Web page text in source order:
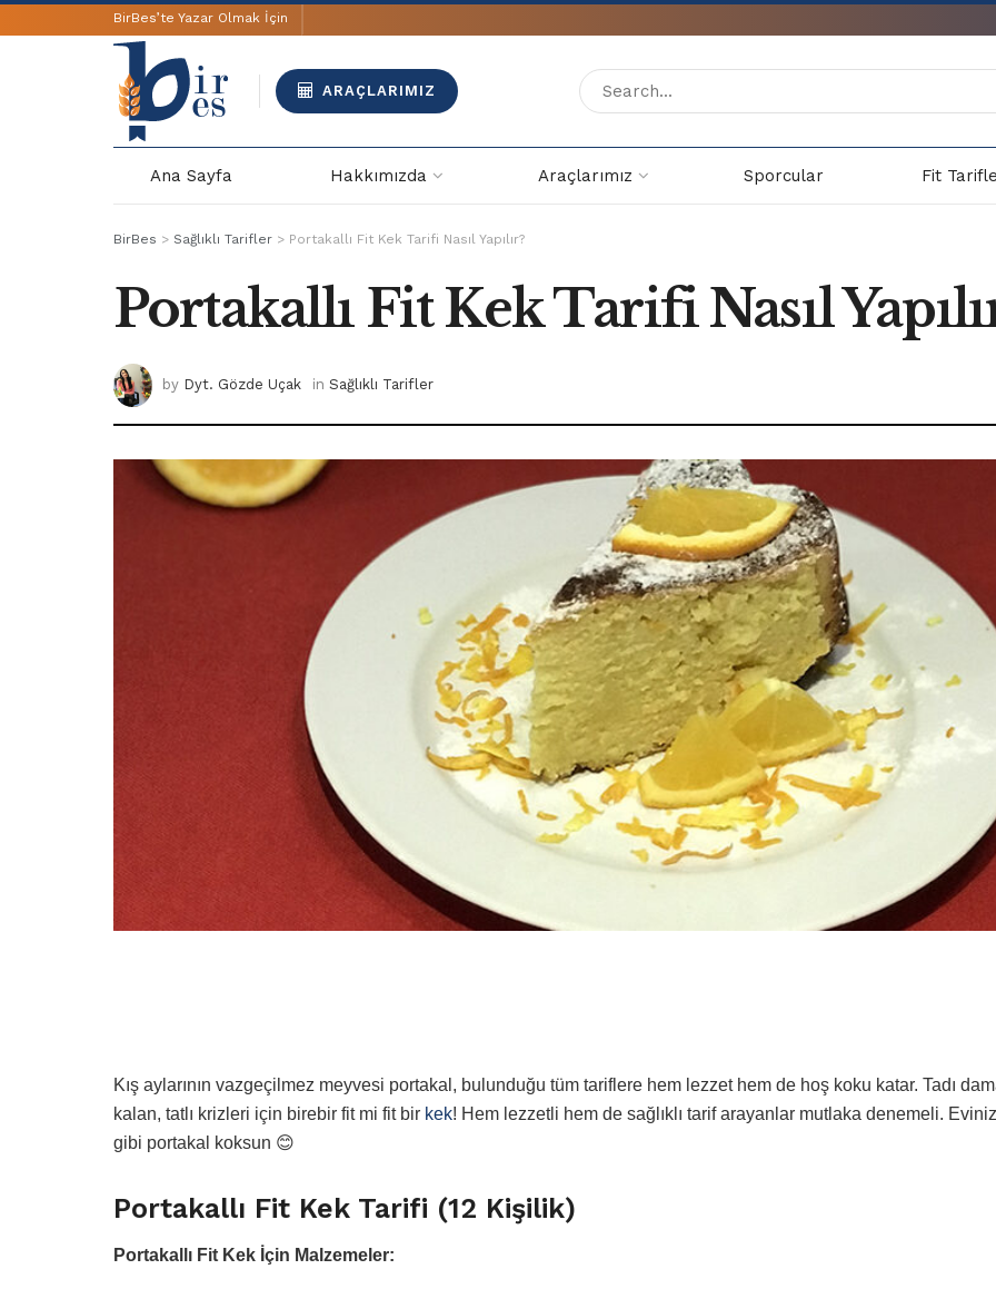
BirBes’te Yazar Olmak İçin
ARAÇLARIMIZ
Ana Sayfa Hakkımızda Araçlarımız Sporcular Fit
BirBes > Sağlıklı Tarifler > Portakallı Fit Kek Tarifi Nasıl Yapılır?
Portakallı Fit Kek Tarifi Nasıl
by Dyt. Gözde Uçak in Sağlıklı Tarifler
Kış aylarının vazgeçilmez meyvesi portakal, bulunduğu tüm tariflere hem lezzet hem de hoş koku katar. Tadı
kalan, tatlı krizleri için birebir fit mi fit bir kek! Hem lezzetli hem de sağlıklı tarif arayanlar mutlaka denemeli.
gibi portakal koksun 😊
Portakallı Fit Kek Tarifi (12 Kişilik)
Portakallı Fit Kek İçin Malzemeler: